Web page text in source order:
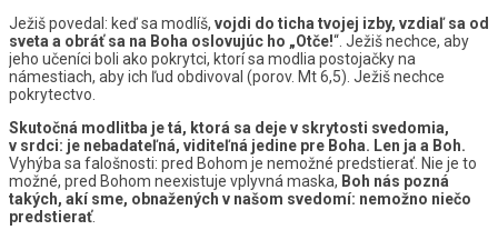
Ježiš povedal: keď sa modlíš, vojdi do ticha tvojej izby, vzdiaľ sa od
sveta a obráť sa na Boha oslovujúc ho „Otče!“. Ježiš nechce, aby
jeho učeníci boli ako pokrytci, ktorí sa modlia postojačky na
námestiach, aby ich ľud obdivoval (porov. Mt 6,5). Ježiš nechce
pokrytectvo.
Skutočná modlitba je tá, ktorá sa deje v skrytosti svedomia,
v srdci: je nebadateľná, viditeľná jedine pre Boha. Len ja a Boh.
Vyhýba sa falošnosti: pred Bohom je nemožné predstierať. Nie je to
možné, pred Bohom neexistuje vplyvná maska, Boh nás pozná
takých, akí sme, obnažených v našom svedomí: nemožno niečo
predstierať.